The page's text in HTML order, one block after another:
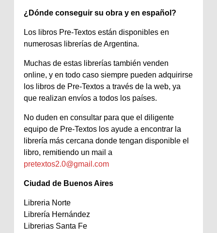
¿Dónde conseguir su obra y en español?
Los libros Pre-Textos están disponibles en
numerosas librerías de Argentina.
Muchas de estas librerías también venden
online, y en todo caso siempre pueden adquirirse
los libros de Pre-Textos a través de la web, ya
que realizan envíos a todos los países.
No duden en consultar para que el diligente
equipo de Pre-Textos los ayude a encontrar la
librería más cercana donde tengan disponible el
libro, remitiendo un mail a
pretextos2.0@gmail.com
Ciudad de Buenos Aires
Libreria Norte
Librería Hernández
Librerias Santa Fe